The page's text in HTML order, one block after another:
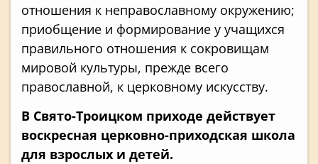
отношения к неправославному окружению;
приобщение и формирование у учащихся
правильного отношения к сокровищам
мировой культуры, прежде всего
православной, к церковному искусству.
В Свято-Троицком приходе действует
воскресная церковно-приходская школа
для взрослых и детей.